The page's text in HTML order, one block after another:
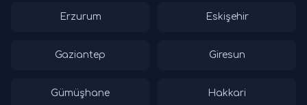
Erzurum Eskişehir
Gaziantep Giresun
Gümüşhane Hakkari